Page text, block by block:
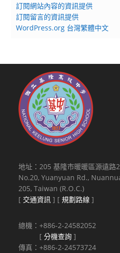
訂閱網站內容的資訊提供
訂閱留言的資訊提供
WordPress.org 台灣繁體中文
地址：205 基隆市暖暖區源遠路
No.20, Yuanyuan Rd.,
205, Taiwan (R.O.C.)
[ 交通資訊 ] [規劃路線 ]
總機：+886-2-24582052
[分機查詢 ]
傳真：+886-2-24573724